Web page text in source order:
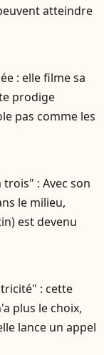
atteindre
: elle filme sa
prodige
pas comme les
: Avec son
le milieu,
est devenu
: cette
plus le choix,
lance un appel